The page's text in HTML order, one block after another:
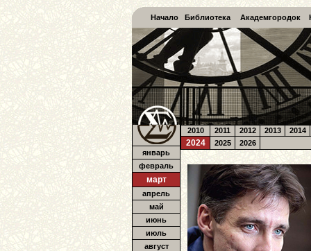
Начало Библиотека Академгородок
январь
февраль
март
апрель
май
июнь
июль
август
2010 2011 2012 2013 2014
2024 2025 2026